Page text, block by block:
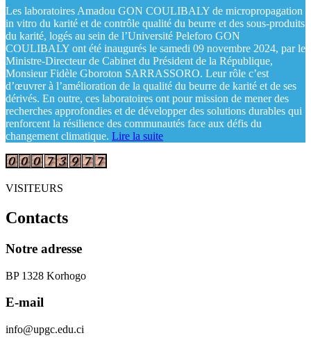
Les laboratoires Amadou GON COULIBALY de micropropagation
in vitro du karité et de contrôle qualité du beurre et des sous-produits
du karité, logés au sein de l’Université Peleforo GON
COULIBALY ont été inaugurés le samedi 09 novembre 2024, par le
Ministre-Directeur de Cabinet du Président de la République,
Monsieur Fidèle Gboroton SARRASSORO. Leur rôle c’est
d’œuvrer à l’amélioration de la qualité du beurre de karité et de ses
dérivés. En outre, ces laboratoires ont pour mission de mener des
recherches approfondies et de développer des solutions durables qui
renforcent la résilience des communautés face aux défis du
changement climatique. Lire la suite
VISITEURS
Contacts
Notre adresse
BP 1328 Korhogo
E-mail
info@upgc.edu.ci